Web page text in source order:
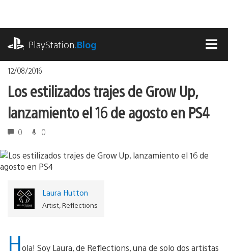
contenido
PlayStation.Blog
12/08/2016
Los estilizados trajes de Grow Up,
lanzamiento el 16 de agosto en PS4
0 0
Laura Hutton
Artist, Reflections
Hola! Soy Laura, de Reflections, una de solo dos artistas